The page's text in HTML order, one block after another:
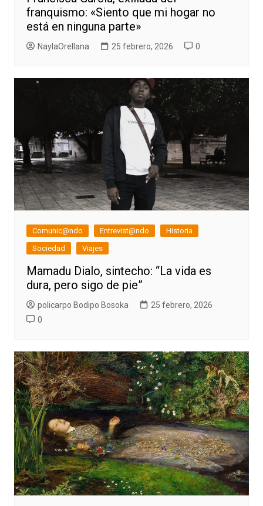
franquismo: «Siento que mi hogar no
está en ninguna parte»
NaylaOrellana 25 febrero, 2026 0
Comunic@ndo Entrevist@ndo
Historia
Sociedad
Viajes
Mamadu Dialo, sintecho: “La vida es
dura, pero sigo de pie”
policarpo Bodipo Bosoka
25 febrero, 2026
0